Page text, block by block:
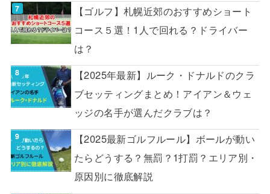
【ゴルフ】札幌近郊のおすすめショート
コース５選！1人で回れる？ドライバー
は？
【2025年最新】ルーク・ドナルドのクラ
ブセッティングまとめ！アイアン＆ウェ
ッジの名手が選んだクラブは？
【2025最新ゴルフルール】ボールが動い
たらどうする？無罰？1打罰？エリア別・
原因別に徹底解説